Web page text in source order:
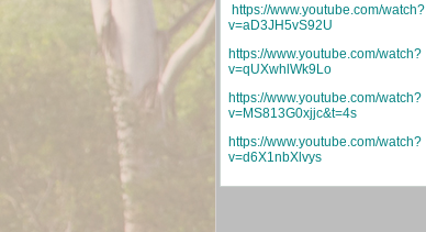
https://www.youtube.com/watch?
v=aD3JH5vS92U
https://www.youtube.com/watch?
v=qUXwhlWk9Lo
https://www.youtube.com/watch?
v=MS813G0xjjc&t=4s
https://www.youtube.com/watch?
v=d6X1nbXlvys